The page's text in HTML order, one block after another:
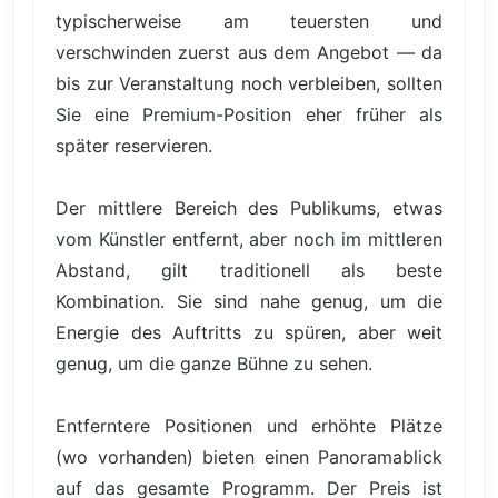
typischerweise am teuersten und
verschwinden zuerst aus dem Angebot — da
bis zur Veranstaltung noch verbleiben, sollten
Sie eine Premium-Position eher früher als
später reservieren.
Der mittlere Bereich des Publikums, etwas
vom Künstler entfernt, aber noch im mittleren
Abstand, gilt traditionell als beste
Kombination. Sie sind nahe genug, um die
Energie des Auftritts zu spüren, aber weit
genug, um die ganze Bühne zu sehen.
Entferntere Positionen und erhöhte Plätze
(wo vorhanden) bieten einen Panoramablick
auf das gesamte Programm. Der Preis ist